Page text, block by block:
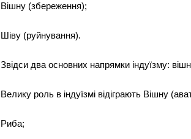
Вішну (збереження);
Шіву (руйнування).
Звідси два основних напрямки індуїзму:
Велику роль в індуїзмі відіграють Вішну
Риба;